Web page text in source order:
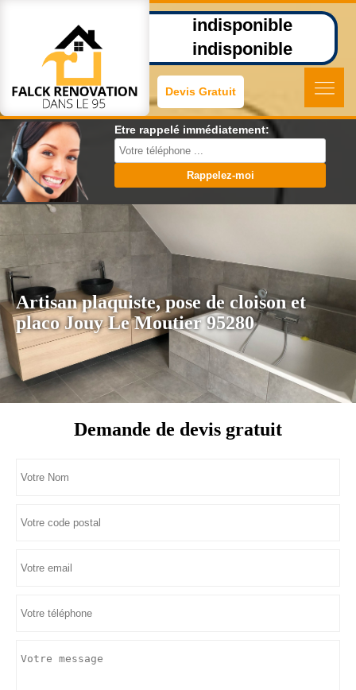
indisponible
indisponible
Devis Gratuit
Etre rappelé immédiatement:
Artisan plaquiste, pose de cloison et
placo Jouy Le Moutier 95280
Demande de devis gratuit